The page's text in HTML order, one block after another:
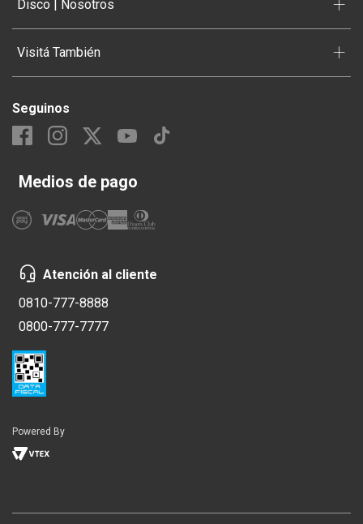
Disco | Nosotros
Visitá También +
Seguinos
Medios de pago
Atención al cliente
0810-777-8888
0800-777-7777
Powered By